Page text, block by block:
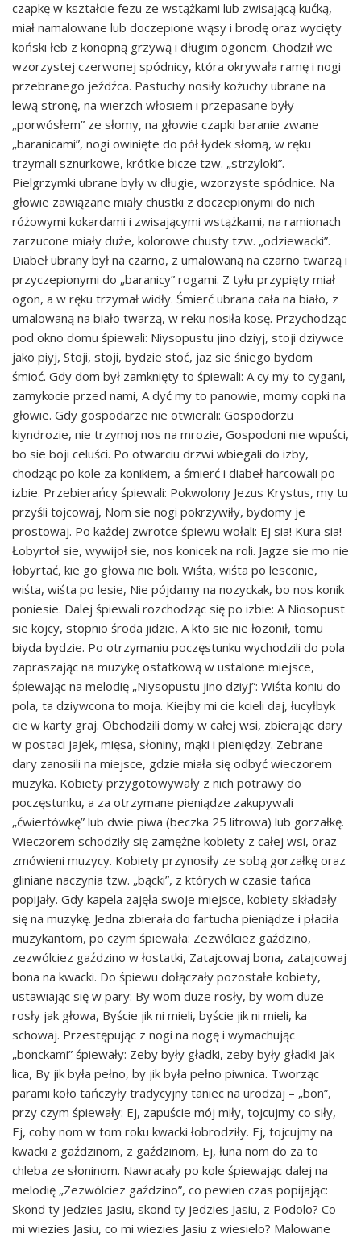
czapkę w kształcie fezu ze wstążkami lub zwisającą kućką,
miał namalowane lub doczepione wąsy i brodę oraz wycięty
koński łeb z konopną grzywą i długim ogonem. Chodził we
wzorzystej czerwonej spódnicy, która okrywała ramę i nogi
przebranego jeźdźca. Pastuchy nosiły kożuchy ubrane na
lewą stronę, na wierzch włosiem i przepasane były
„porwósłem” ze słomy, na głowie czapki baranie zwane
„baranicami”, nogi owinięte do pół łydek słomą, w ręku
trzymali sznurkowe, krótkie bicze tzw. „strzyloki”.
Pielgrzymki ubrane były w długie, wzorzyste spódnice. Na
głowie zawiązane miały chustki z doczepionymi do nich
różowymi kokardami i zwisającymi wstążkami, na ramionach
zarzucone miały duże, kolorowe chusty tzw. „odziewacki”.
Diabeł ubrany był na czarno, z umalowaną na czarno twarzą i
przyczepionymi do „baranicy” rogami. Z tyłu przypięty miał
ogon, a w ręku trzymał widły. Śmierć ubrana cała na biało, z
umalowaną na biało twarzą, w reku nosiła kosę. Przychodząc
pod okno domu śpiewali: Niysopustu jino dziyj, stoji dziywce
jako piyj, Stoji, stoji, bydzie stoć, jaz sie śniego bydom
śmioć. Gdy dom był zamknięty to śpiewali: A cy my to cygani,
zamykocie przed nami, A dyć my to panowie, momy copki na
głowie. Gdy gospodarze nie otwierali: Gospodorzu
kiyndrozie, nie trzymoj nos na mrozie, Gospodoni nie wpuści,
bo sie boji celuści. Po otwarciu drzwi wbiegali do izby,
chodząc po kole za konikiem, a śmierć i diabeł harcowali po
izbie. Przebierańcy śpiewali: Pokwolony Jezus Krystus, my tu
przyśli tojcowaj, Nom sie nogi pokrzywiły, bydomy je
prostowaj. Po każdej zwrotce śpiewu wołali: Ej sia! Kura sia!
Łobyrtoł sie, wywijoł sie, nos konicek na roli. Jagze sie mo nie
łobyrtać, kie go głowa nie boli. Wiśta, wiśta po lesconie,
wiśta, wiśta po lesie, Nie pójdamy na nozyckak, bo nos konik
poniesie. Dalej śpiewali rozchodząc się po izbie: A Niosopust
sie kojcy, stopnio środa jidzie, A kto sie nie łozonił, tomu
biyda bydzie. Po otrzymaniu poczęstunku wychodzili do pola
zapraszając na muzykę ostatkową w ustalone miejsce,
śpiewając na melodię „Niysopustu jino dziyj”: Wiśta koniu do
pola, ta dziywcona to moja. Kiejby mi cie kcieli daj, łucyłbyk
cie w karty graj. Obchodzili domy w całej wsi, zbierając dary
w postaci jajek, mięsa, słoniny, mąki i pieniędzy. Zebrane
dary zanosili na miejsce, gdzie miała się odbyć wieczorem
muzyka. Kobiety przygotowywały z nich potrawy do
poczęstunku, a za otrzymane pieniądze zakupywali
„ćwiertówkę” lub dwie piwa (beczka 25 litrowa) lub gorzałkę.
Wieczorem schodziły się zamężne kobiety z całej wsi, oraz
zmówieni muzycy. Kobiety przynosiły ze sobą gorzałkę oraz
gliniane naczynia tzw. „bącki”, z których w czasie tańca
popijały. Gdy kapela zajęła swoje miejsce, kobiety składały
się na muzykę. Jedna zbierała do fartucha pieniądze i płaciła
muzykantom, po czym śpiewała: Zezwólciez gaździno,
zezwólciez gaździno w łostatki, Zatajcowaj bona, zatajcowaj
bona na kwacki. Do śpiewu dołączały pozostałe kobiety,
ustawiając się w pary: By wom duze rosły, by wom duze
rosły jak głowa, Byście jik ni mieli, byście jik ni mieli, ka
schowaj. Przestępując z nogi na nogę i wymachując
„bonckami” śpiewały: Zeby były gładki, zeby były gładki jak
lica, By jik była pełno, by jik była pełno piwnica. Tworząc
parami koło tańczyły tradycyjny taniec na urodzaj – „bon”,
przy czym śpiewały: Ej, zapuście mój miły, tojcujmy co siły,
Ej, coby nom w tom roku kwacki łobrodziły. Ej, tojcujmy na
kwacki z gaździnom, z gaździnom, Ej, łuna nom do za to
chleba ze słoninom. Nawracały po kole śpiewając dalej na
melodię „Zezwólciez gaździno”, co pewien czas popijając:
Skond ty jedzies Jasiu, skond ty jedzies Jasiu, z Podolo? Co
mi wiezies Jasiu, co mi wiezies Jasiu z wiesielo? Malowane